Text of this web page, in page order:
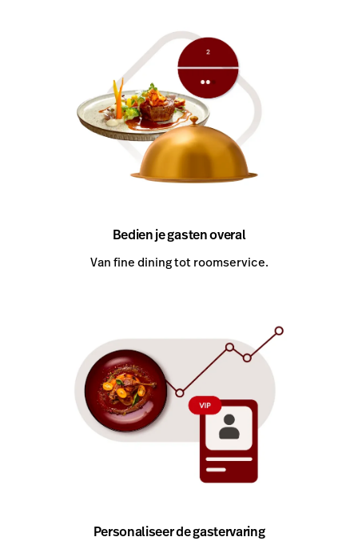
Bedien je gasten overal
Van fine dining tot roomservice.
Personaliseer de gastervaring